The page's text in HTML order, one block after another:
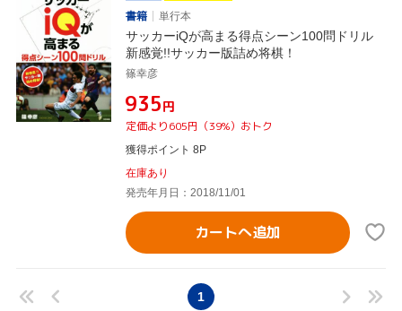
書籍
単行本
サッカーiQが高まる得点シーン100問ドリル
新感覚!!サッカー版詰め将棋！
篠幸彦
¥935円
定価より605円（39%）おトク
獲得ポイント 8P
在庫あり
発売年月日：2018/11/01
カートへ追加
1